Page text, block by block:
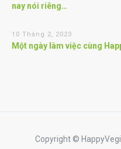
nay nói riêng…
10 Tháng 2, 2023
Một ngày làm việc cùng
Copyright ©